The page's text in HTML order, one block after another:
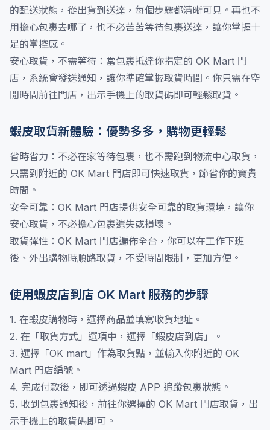
的配送狀態，從出貨到送達，每個步驟都清晰可見。再也不
用擔心包裹去哪了，也不必苦苦等待包裹送達，讓你掌握十
足的掌控感。
安心取貨，不需等待：當包裹抵達你指定的 OK Mart 門
店，系統會發送通知，讓你準確掌握取貨時間。你只需在空
閒時間前往門店，出示手機上的取貨碼即可輕鬆取貨。
蝦皮取貨新體驗：優勢多多，購物更輕鬆
省時省力：不必在家等待包裹，也不需跑到物流中心取貨，
只需到附近的 OK Mart 門店即可快速取貨，節省你的寶貴
時間。
安全可靠：OK Mart 門店提供安全可靠的取貨環境，讓你
安心取貨，不必擔心包裹遺失或損壞。
取貨彈性：OK Mart 門店遍佈全台，你可以在工作下班
後、外出購物時順路取貨，不受時間限制，更加方便。
使用蝦皮店到店 OK Mart 服務的步驟
1. 在蝦皮購物時，選擇商品並填寫收貨地址。
2. 在「取貨方式」選項中，選擇「蝦皮店到店」。
3. 選擇「OK mart」作為取貨點，並輸入你附近的 OK
Mart 門店編號。
4. 完成付款後，即可透過蝦皮 APP 追蹤包裹狀態。
5. 收到包裹通知後，前往你選擇的 OK Mart 門店取貨，出
示手機上的取貨碼即可。